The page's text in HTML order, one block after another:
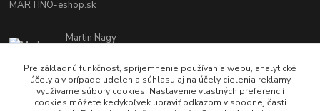
MARTINO-eshop.sk
Martin Nagy
Pracovné dni - 08:00 - 16:00
info.martinosk@gmail.com
Pre základnú funkčnosť, spríjemnenie používania webu, analytické
účely a v prípade udelenia súhlasu aj na účely cielenia reklamy
využívame súbory cookies. Nastavenie vlastných preferencií
cookies môžete kedykoľvek upraviť odkazom v spodnej časti